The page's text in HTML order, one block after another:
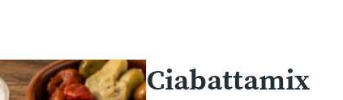
Ciabattamix